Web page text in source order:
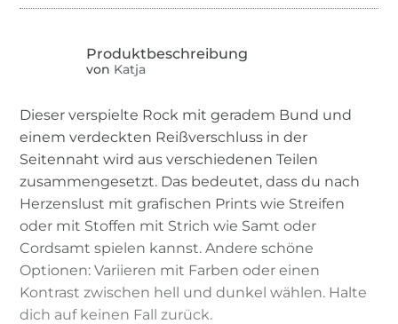
von Katja
Dieser verspielte Rock mit geradem Bund und
einem verdeckten Reißverschluss in der
Seitennaht wird aus verschiedenen Teilen
zusammengesetzt. Das bedeutet, dass du nach
Herzenslust mit grafischen Prints wie Streifen
oder mit Stoffen mit Strich wie Samt oder
Cordsamt spielen kannst. Andere schöne
Optionen: Variieren mit Farben oder einen
Kontrast zwischen hell und dunkel wählen. Halte
dich auf keinen Fall zurück.